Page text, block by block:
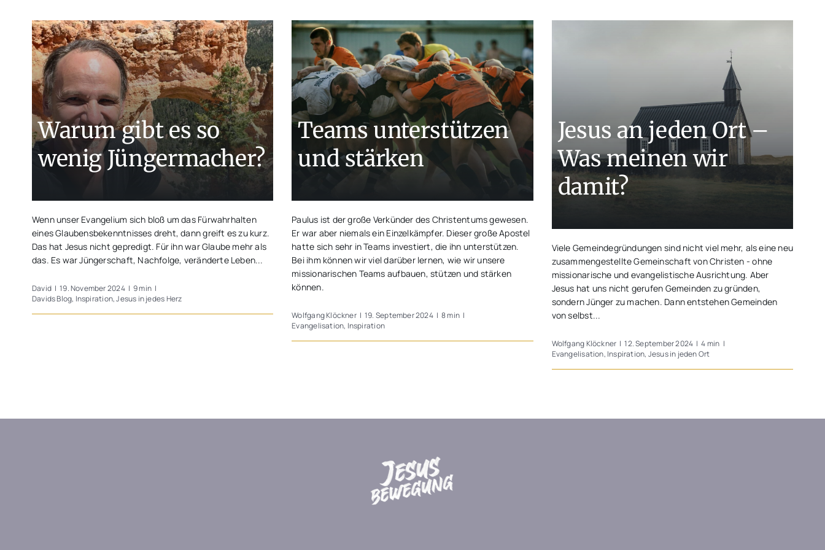
Warum gibt es so
wenig Jüngermacher?
Wenn unser Evangelium sich bloß um das Fürwahrhalten
eines Glaubensbekenntnisses dreht, dann greift es zu kurz.
Das hat Jesus nicht gepredigt. Für ihn war Glaube mehr als
das. Es war Jüngerschaft, Nachfolge, veränderte Leben...
David | 19. November 2024 | 9 min |
Davids Blog, Inspiration,Jesus in jedes Herz
Teams unterstützen
und stärken
Paulus ist der große Verkünder des Christentums gewesen.
Er war aber niemals ein Einzelkämpfer. Dieser große Apostel
hatte sich sehr in Teams investiert, die ihn unterstützen.
Bei ihm können wir viel darüber lernen, wie wir unsere
missionarischen Teams aufbauen, stützen und stärken
können.
Wolfgang Klöckner | 19. September 2024 | 8 min |
Evangelisation, Inspiration
Jesus an jeden Ort –
Was meinen wir
damit?
Viele Gemeindegründungen sind nicht viel mehr, als eine neu
zusammengestellte Gemeinschaft von Christen - ohne
missionarische und evangelistische Ausrichtung. Aber
Jesus hat uns nicht gerufen Gemeinden zu gründen,
sondern Jünger zu machen. Dann entstehen Gemeinden
von selbst...
Wolfgang Klöckner | 12. September 2024 | 4 min |
Evangelisation, Inspiration, Jesus in jeden Ort